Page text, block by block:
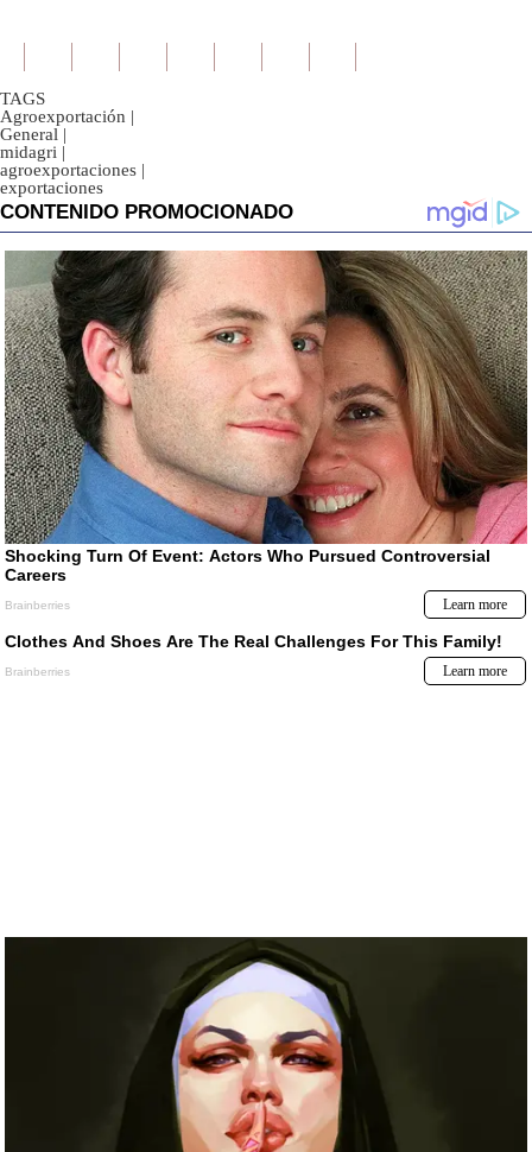
TAGS
Agroexportación |
General |
midagri |
agroexportaciones |
exportaciones